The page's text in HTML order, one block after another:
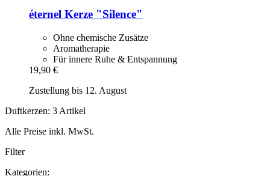
éternel Kerze "Silence"
Ohne chemische Zusätze
Aromatherapie
Für innere Ruhe & Entspannung
19,90 €
Zustellung bis 12. August
Duftkerzen: 3 Artikel
Alle Preise inkl. MwSt.
Filter
Kategorien: